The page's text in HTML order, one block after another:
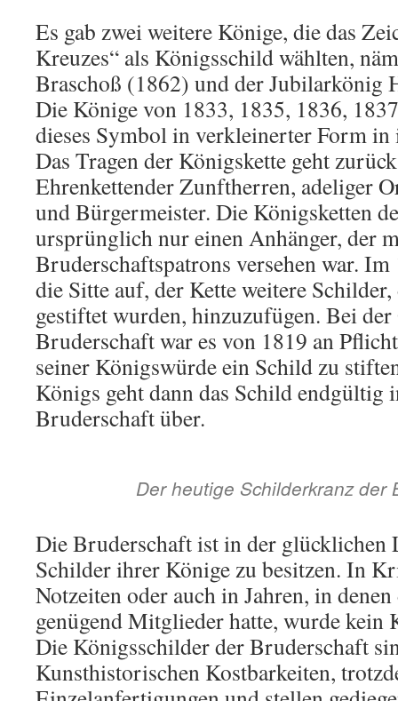
Es gab zwei weitere Könige, die das
Kreuzes“ als Königsschild wählten,
Braschoß (1862) und der Jubilarkönig
Die Könige von 1833, 1835, 1836,
dieses Symbol in verkleinerter Form
Das Tragen der Königskette geht
Ehrenkettender Zunftherren, adeliger
und Bürgermeister. Die Königsketten
ursprünglich nur einen Anhänger, der
Bruderschaftspatrons versehen war.
die Sitte auf, der Kette weitere
gestiftet wurden, hinzuzufügen. Bei der
Bruderschaft war es von 1819 an
seiner Königswürde ein Schild zu
Königs geht dann das Schild endgültig
Bruderschaft über.
Der heutige Schilderkranz der
Die Bruderschaft ist in der glücklichen
Schilder ihrer Könige zu besitzen. In
Notzeiten oder auch in Jahren, in
genügend Mitglieder hatte, wurde kein
Die Königsschilder der Bruderschaft
Kunsthistorischen Kostbarkeiten,